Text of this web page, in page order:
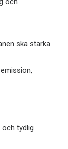
och
ska stärka
och tydlig